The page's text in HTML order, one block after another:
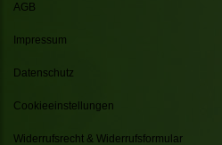
AGB
Impressum
Datenschutz
Cookieeinstellungen
Widerrufsrecht & Widerrufsformular